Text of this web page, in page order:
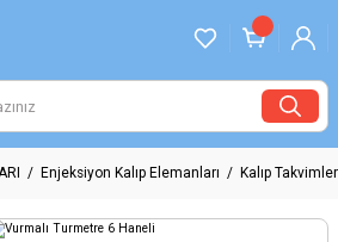
Enjeksiyon Kalıp Elemanları Kalıp